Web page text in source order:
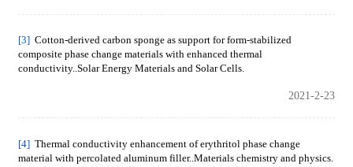
[3] Cotton-derived carbon sponge as support for form-stabilized
composite phase change materials with enhanced thermal
conductivity..Solar Energy Materials and Solar Cells.
2021-2-23
[4] Thermal conductivity enhancement of erythritol phase change
material with percolated aluminum filler..Materials chemistry and physics.